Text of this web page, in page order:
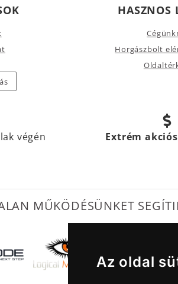
Az oldal
HASZNOS
Horgászbolt
végén Extrém
MŰKÖDÉSÜNKET